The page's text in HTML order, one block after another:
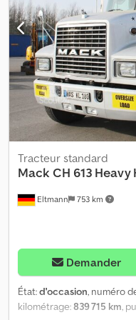
Eltmann 753 km
Tracteur standard
MackCH 613 Heavy
Demander
État:d'occasion, numéro
kilométrage:839 715 km,